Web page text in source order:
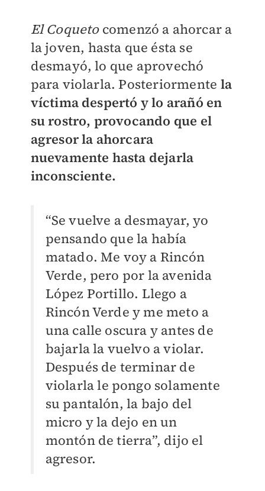
El Coquetocomenzó a ahorcar a
la joven, hasta que ésta se
desmayó, lo que aprovechó
para violarla. Posteriormente la
víctima despertó y lo arañó en
su rostro, provocando que el
agresor la ahorcara
nuevamente hasta dejarla
inconsciente.
“Se vuelve a desmayar, yo
pensando que la había
matado. Me voy a Rincón
Verde, pero por la avenida
López Portillo. Llego a
Rincón Verde y me meto a
una calle oscura y antes de
bajarla la vuelvo a violar.
Después de terminar de
violarla le pongo solamente
su pantalón, la bajo del
micro y la dejo en un
montón de tierra”, dijo el
agresor.